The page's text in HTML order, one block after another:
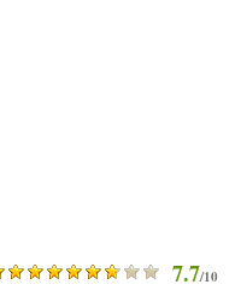
7.7/10